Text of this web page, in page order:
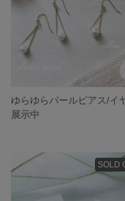
展示中
SOLD